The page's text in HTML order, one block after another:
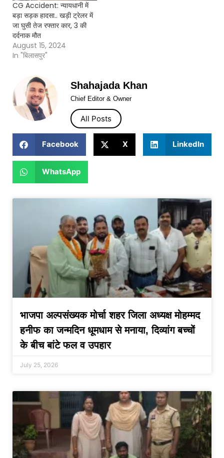
CG Accident: न्यायधानी में
बड़ा सड़क हादसा.. खड़ी ट्रेलर में
जा घुसी तेज रफ्तार कार, 3 की
दर्दनाक मौत
August 15, 2024
In "बिलासपुर"
Shahajada Khan
Chief Editor & Owner
All Posts
Facebook X LinkedIn
WhatsApp
भाजपा अल्पसंख्यक मोर्चा शहर जिला अध्यक्ष मोहम्मद
हनीफ का जन्मदिन धूमधाम से मनाया, दिव्यांग बच्चों
के बीच बांटे फल व उपहार
July 25, 2026